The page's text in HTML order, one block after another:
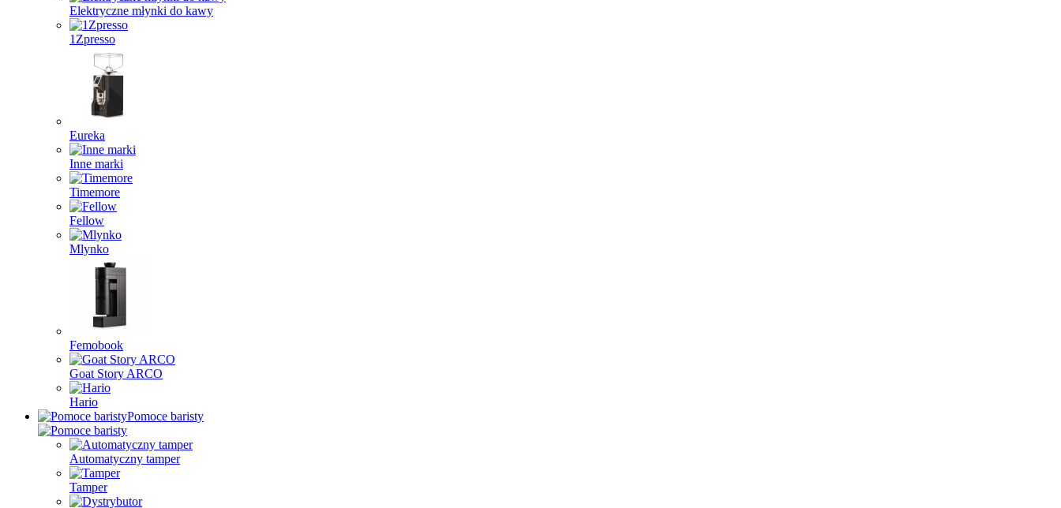
Elektryczne młynki do kawy
1Zpresso
Eureka
Inne marki
Timemore
Fellow
Mlynko
Femobook
Goat Story ARCO
Hario
Pomoce baristy
Automatyczny tamper
Tamper